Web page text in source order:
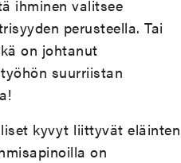
ihminen valitsee
perusteella. Tai
on johtanut
suurriistan
kyvyt liittyvät eläinten
on